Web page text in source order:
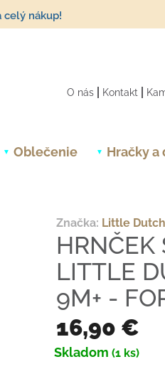
celý nákup!
O nás Kontakt
Oblečenie Hračky
HRNČEK
LITTLE
9M+ -
Značka: Little
16,90 €
Jednotková cena:
Skladom (1 ks)